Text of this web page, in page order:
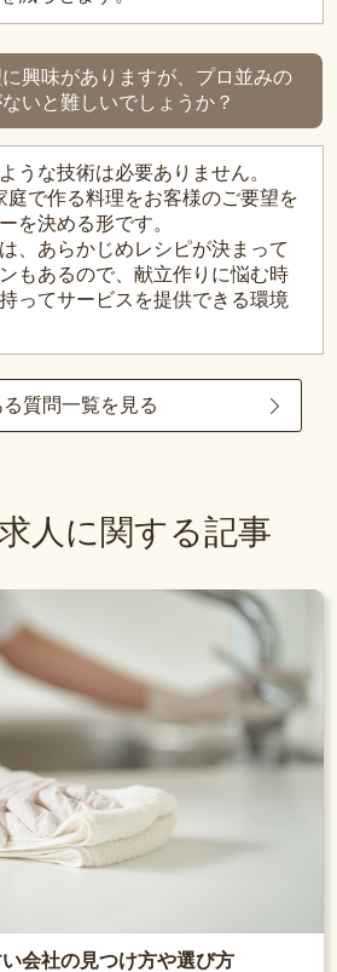
興味がありますが、プロ並みの
いと難しいでしょうか？
うな技術は必要ありません。
庭で作る料理をお客様のご要望を
を決める形です。
、あらかじめレシピが決まって
もあるので、献立作りに悩む時
ってサービスを提供できる環境
る質問一覧を見る
人に関する記事
会社の見つけ方や選び方